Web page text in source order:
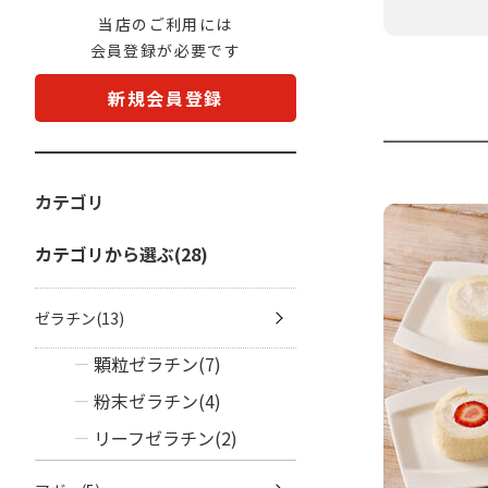
当店のご利用には
会員登録が必要です
新規会員登録
カテゴリ
カテゴリから選ぶ(28)
ゼラチン(13)
顆粒ゼラチン(7)
粉末ゼラチン(4)
リーフゼラチン(2)